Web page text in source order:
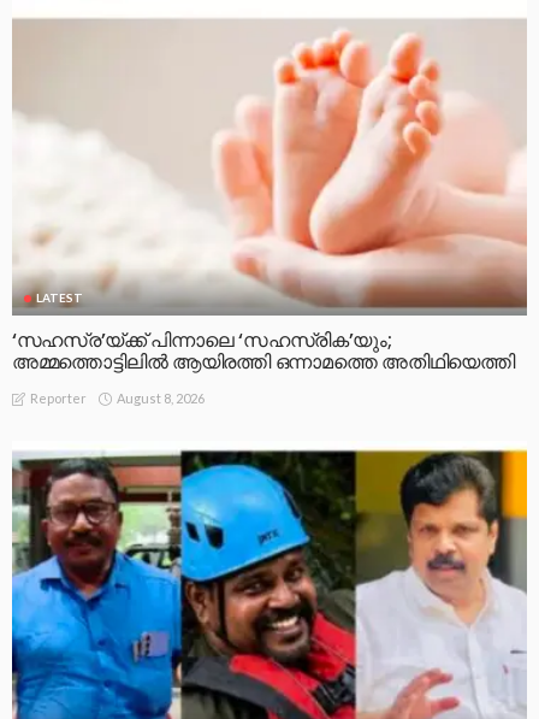
LATEST
‘സഹസ്ര’യ്ക്ക് പിന്നാലെ ‘സഹസ്രിക’യും;
അമ്മത്തൊട്ടിലിൽ ആയിരത്തി ഒന്നാമത്തെ അതിഥിയെത്തി
Reporter August 8, 2026